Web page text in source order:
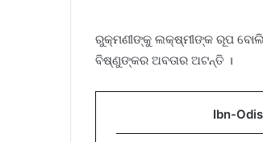
ରୁକ୍ମଣୀଙ୍କୁ ଲକ୍ଷ୍ମୀଙ୍କ ରୂପ ବୋଲି
ବିଷ୍ଣୁଙ୍କର ଅବତାର ଅଟନ୍ତି ।
Ibn-